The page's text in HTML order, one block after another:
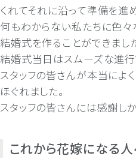
くれてそれに沿って準備を進
何もわからない私たちに色々
結婚式を作ることができまし
結婚式当日はスムーズな進行
スタッフの皆さんが本当によ
ほぐれました。
スタッフの皆さんには感謝し
これから花嫁になる